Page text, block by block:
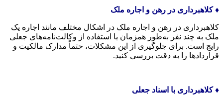
♦️ کلاهبرداری در رهن و اجاره ملک
کلاهبرداری در رهن و اجاره ملک در اشکال مختلف مانند اجاره یک
ملک به چند نفر به‌طور همزمان یا استفاده از وکالت‌نامه‌های جعلی
رایج است. برای جلوگیری از این مشکلات، حتماً مدارک مالکیت و
قراردادها را به دقت بررسی کنید.
♦️ کلاهبرداری با اسناد جعلی